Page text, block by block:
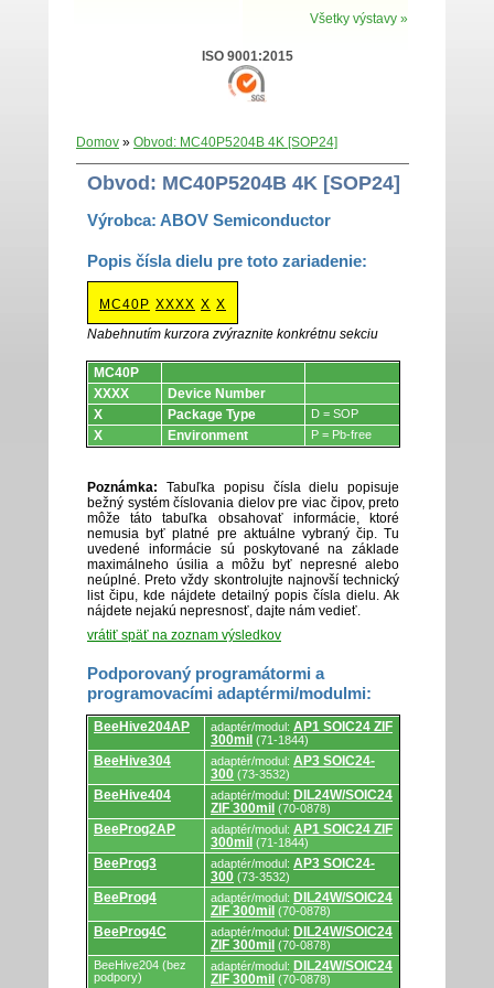
Všetky výstavy »
ISO 9001:2015
Domov » Obvod: MC40P5204B 4K [SOP24]
Obvod: MC40P5204B 4K [SOP24]
Výrobca: ABOV Semiconductor
Popis čísla dielu pre toto zariadenie:
MC40P XXXX X X
Nabehnutím kurzora zvýraznite konkrétnu sekciu
Obvody.
MC40P
XXXX
Device Number
X
Package Type D = SOP
X Environment P = Pb-free
Poznámka: Tabuľka popisu čísla dielu popisuje
bežný systém číslovania dielov pre viac čipov, preto
môže táto tabuľka obsahovať informácie, ktoré
nemusia byť platné pre aktuálne vybraný čip. Tu
uvedené informácie sú poskytované na základe
maximálneho úsilia a môžu byť nepresné alebo
neúplné. Preto vždy skontrolujte najnovší technický
list čipu, kde nájdete detailný popis čísla dielu. Ak
nájdete nejakú nepresnosť, dajte nám vedieť.
vrátiť späť na zoznam výsledkov
Podporovaný programátormi a
programovacími adaptérmi/modulmi:
Podporovaný
programátormi
a
programovacími
BeeHive204AP adaptér/modul: AP1 SOIC24 ZIF
300mil (71-1844)
BeeHive304 adaptér/modul: AP3 SOIC24-
300 (73-3532)
BeeHive404 adaptér/modul: DIL24W/SOIC24
ZIF 300mil (70-0878)
BeeProg2AP adaptér/modul: AP1 SOIC24 ZIF
300mil (71-1844)
BeeProg3 adaptér/modul: AP3 SOIC24-
300 (73-3532)
BeeProg4 adaptér/modul: DIL24W/SOIC24
ZIF 300mil (70-0878)
BeeProg4C adaptér/modul: DIL24W/SOIC24
ZIF 300mil (70-0878)
BeeHive204 (bez
podpory)
adaptér/modul: DIL24W/SOIC24
ZIF 300mil (70-0878)